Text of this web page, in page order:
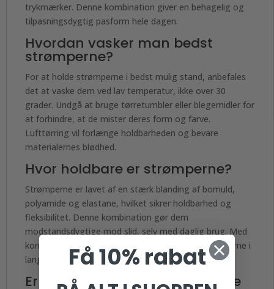
trykmærker. Denne kombination giver en behagelig og
tilpasningsdygtig pasform hele dagen.
Hvordan vasker man bedst
strømperne?
For at holde strømperne i bedst mulig stand, anbefales
det at vaske dem ved lav temperatur, ikke over 30
grader. Undgå at bruge tørretumbler eller blegemidler for
at forhindre, at de mister deres form og farve.
Lufttørring vil forlænge holdbarheden og bevare
materialernes blødhed.
Hvor holdbare er strømperne?
Strømperne er lavet af en stærk blanding af bomuld,
polyamide og elastane, hvilket sikrer holdbarhed og
fleksibilitet. Denne kombination gør dem
modstandsdygtige mod slid, selv med daglig brug. Med
korrekt pleje kan strømperne holde formen og farverne i
lang tid.
Er strømperne velegnede til alle
Få 10% rabat